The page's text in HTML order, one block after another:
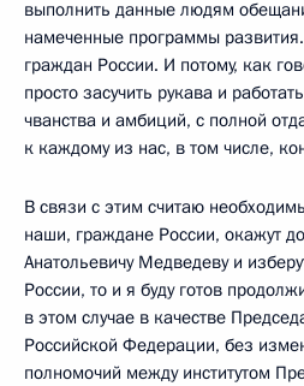
выполнить данные людям
намеченные программы
граждан России. И потому, как
просто засучить рукава и
чванства и амбиций, с полной
к каждому из нас, в том числе,
В связи с этим считаю
наши, граждане России, окажут
Анатольевичу Медведеву и
России, то и я буду готов
в этом случае в качестве
Российской Федерации, без
полномочий между институтом